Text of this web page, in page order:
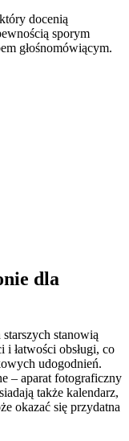
docenią
sporym
głośnomówiącym.
dla
stanowią
łatwości obsługi, co
udogodnień.
– aparat fotograficzny
także kalendarz,
okazać się przydatna